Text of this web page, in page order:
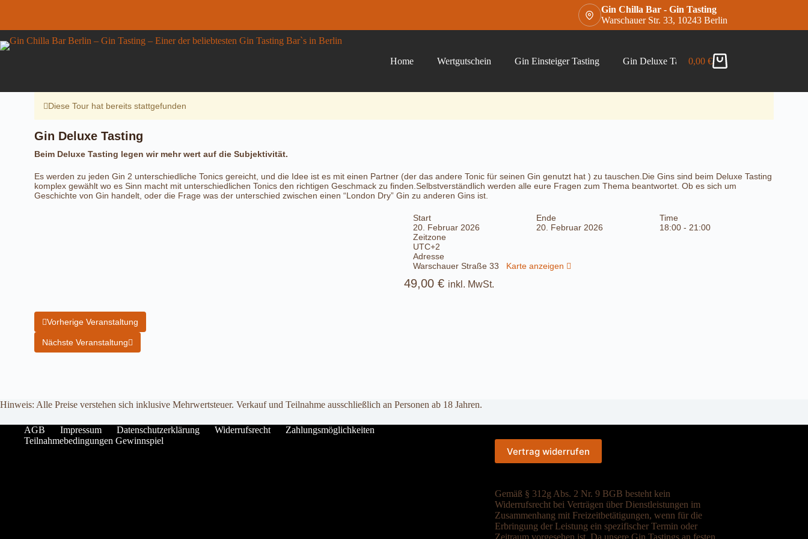
Menge
Gin Chilla Bar - Gin Tasting
Warschauer Str. 33, 10243 Berlin
Home Wertgutschein Gin Einsteiger Tasting Gin Deluxe Tasting Gin Chilla Bar Gins –
Warenkorb
0,00 €
Diese Tour hat bereits stattgefunden
Gin Deluxe Tasting
Beim Deluxe Tasting legen wir mehr wert auf die Subjektivität.
Es werden zu jeden Gin 2 unterschiedliche Tonics gereicht, und die Idee ist es mit einen Partner (der das andere Tonic für seinen Gin genutzt hat ) zu tauschen.Die Gins sind beim Deluxe Tasting
komplex gewählt wo es Sinn macht mit unterschiedlichen Tonics den richtigen Geschmack zu finden.Selbstverständlich werden alle eure Fragen zum Thema beantwortet. Ob es sich um
Geschichte von Gin handelt, oder die Frage was der unterschied zwischen einen “London Dry” Gin zu anderen Gins ist.
Start
20. Februar 2026
Ende
20. Februar 2026
Time
18:00 - 21:00
Zeitzone
UTC+2
Adresse
Warschauer Straße 33 Karte anzeigen
49,00 € inkl. MwSt.
Vorherige Veranstaltung
Nächste Veranstaltung
Hinweis: Alle Preise verstehen sich inklusive Mehrwertsteuer. Verkauf und Teilnahme ausschließlich an Personen ab 18 Jahren.
AGB Impressum Datenschutzerklärung Widerrufsrecht
Zahlungsmöglichkeiten
Teilnahmebedingungen Gewinnspiel
Vertrag widerrufen
Gemäß § 312g Abs. 2 Nr. 9 BGB besteht kein
Widerrufsrecht bei Verträgen über Dienstleistungen im
Zusammenhang mit Freizeitbetätigungen, wenn für die
Erbringung der Leistung ein spezifischer Termin oder
Zeitraum vorgesehen ist. Da unsere Gin Tastings an festen